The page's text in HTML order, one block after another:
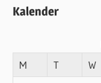
Kalender
M
T W